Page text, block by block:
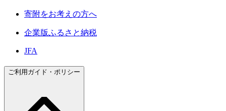
寄附をお考えの方へ
企業版ふるさと納税
JFA
ご利用ガイド・ポリシー